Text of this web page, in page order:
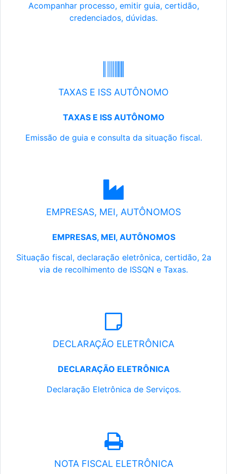
Acompanhar processo, emitir guia, certidão,
credenciados, dúvidas.
TAXAS E ISS AUTÔNOMO
TAXAS E ISS AUTÔNOMO
Emissão de guia e consulta da situação fiscal.
EMPRESAS, MEI, AUTÔNOMOS
EMPRESAS, MEI, AUTÔNOMOS
Situação fiscal, declaração eletrônica, certidão, 2a
via de recolhimento de ISSQN e Taxas.
DECLARAÇÃO ELETRÔNICA
DECLARAÇÃO ELETRÔNICA
Declaração Eletrônica de Serviços.
NOTA FISCAL ELETRÔNICA